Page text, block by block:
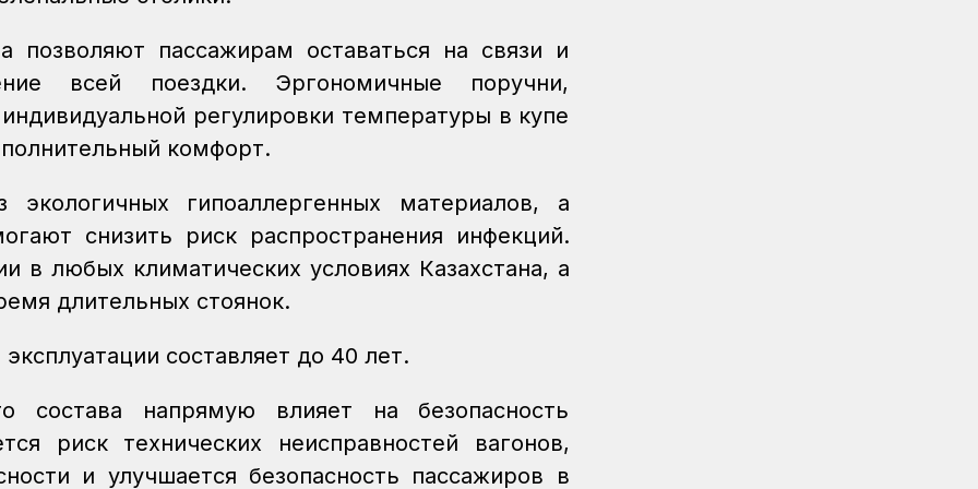
позволяют пассажирам оставаться на связи и
всей поездки. Эргономичные поручни,
регулировки температуры в купе
комфорт.
гипоаллергенных материалов, а
снизить риск распространения инфекций.
в любых климатических условиях Казахстана, а
длительных стоянок.
составляет до 40 лет.
напрямую влияет на безопасность
риск технических неисправностей вагонов,
и улучшается безопасность пассажиров в